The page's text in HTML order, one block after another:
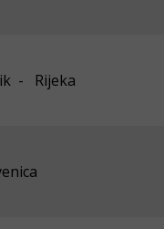
- Rijeka